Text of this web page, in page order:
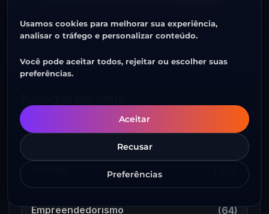
Usamos cookies para melhorar sua experiência,
analisar o tráfego e personalizar conteúdo.
Você pode aceitar todos, rejeitar ou escolher suas
preferências.
Aceitar
Recusar
Preferências
Categorias
(210)
Empreendedorismo (64)